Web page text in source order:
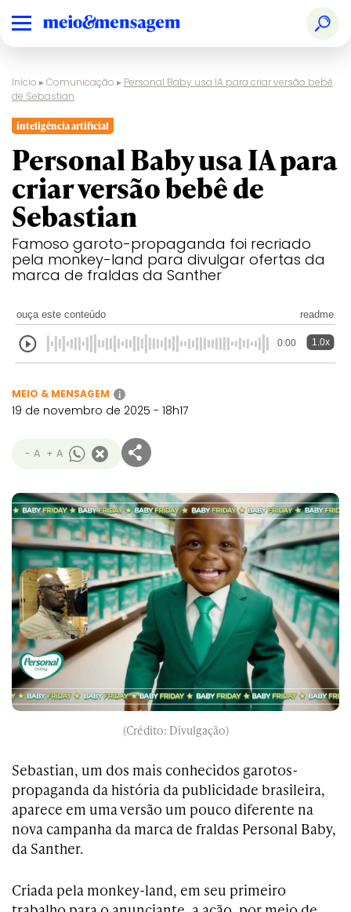
Início ▸Comunicação ▸ Personal Baby usa IA para criar versão bebê
de Sebastian
inteligência artificial
Personal Baby usa IA para
criar versão bebê de
Sebastian
Famoso garoto-propaganda foi recriado
pela monkey-land para divulgar ofertas da
marca de fraldas da Santher
ouça este conteúdo readme
0:00 1.0x
MEIO & MENSAGEM i
19 de novembro de 2025 - 18h17
- A + A
(Crédito: Divulgação)
Sebastian, um dos mais conhecidos garotos-
propaganda da história da publicidade brasileira,
aparece em uma versão um pouco diferente na
nova campanha da marca de fraldas Personal Baby,
da Santher.
Criada pela monkey-land, em seu primeiro